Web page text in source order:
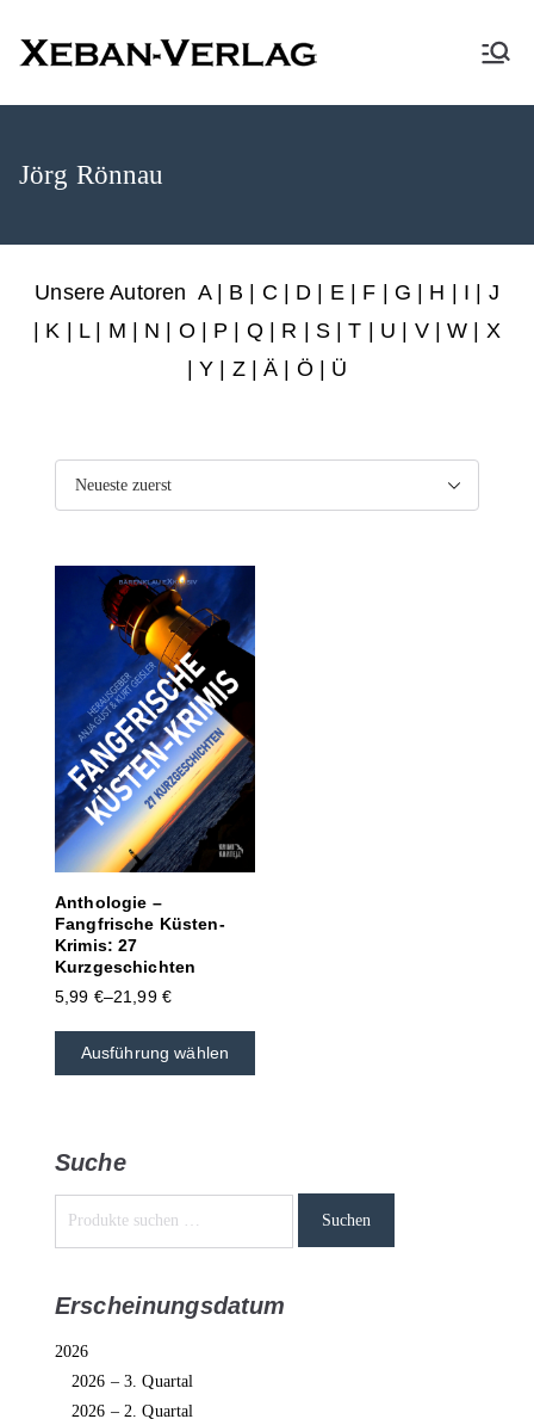
XEBAN-Verlag
Jörg Rönnau
Unsere Autoren A| B C D E| F G H I
J
K L| M N O P Q| R S |T U V|W
X
Y Z|Ä | Ö | Ü
Anthologie –
Fangfrische Küsten-
Krimis: 27
Kurzgeschichten
5,99 €–21,99 €
Ausführung wählen
Suche
Suchen
Erscheinungsdatum
2026
2026 – 3. Quartal
2026 – 2. Quartal